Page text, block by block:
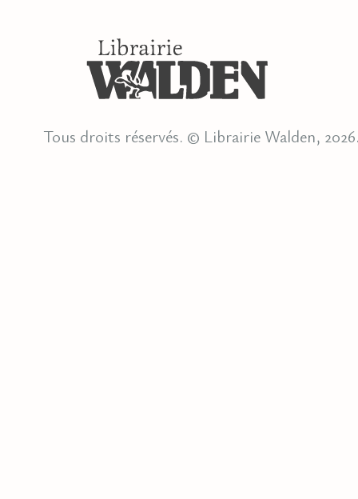
Tous droits réservés. © Librairie Walden,